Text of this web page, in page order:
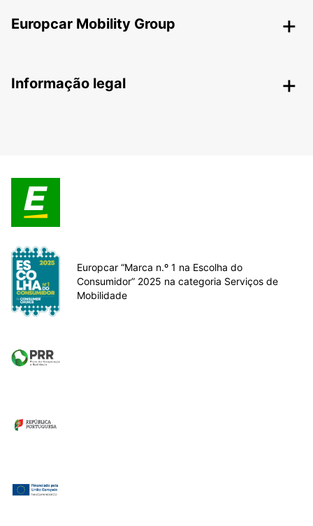
Europcar Mobility Group
Informação legal
Europcar “Marca n.º 1 na Escolha do
Consumidor” 2025 na categoria Serviços de
Mobilidade